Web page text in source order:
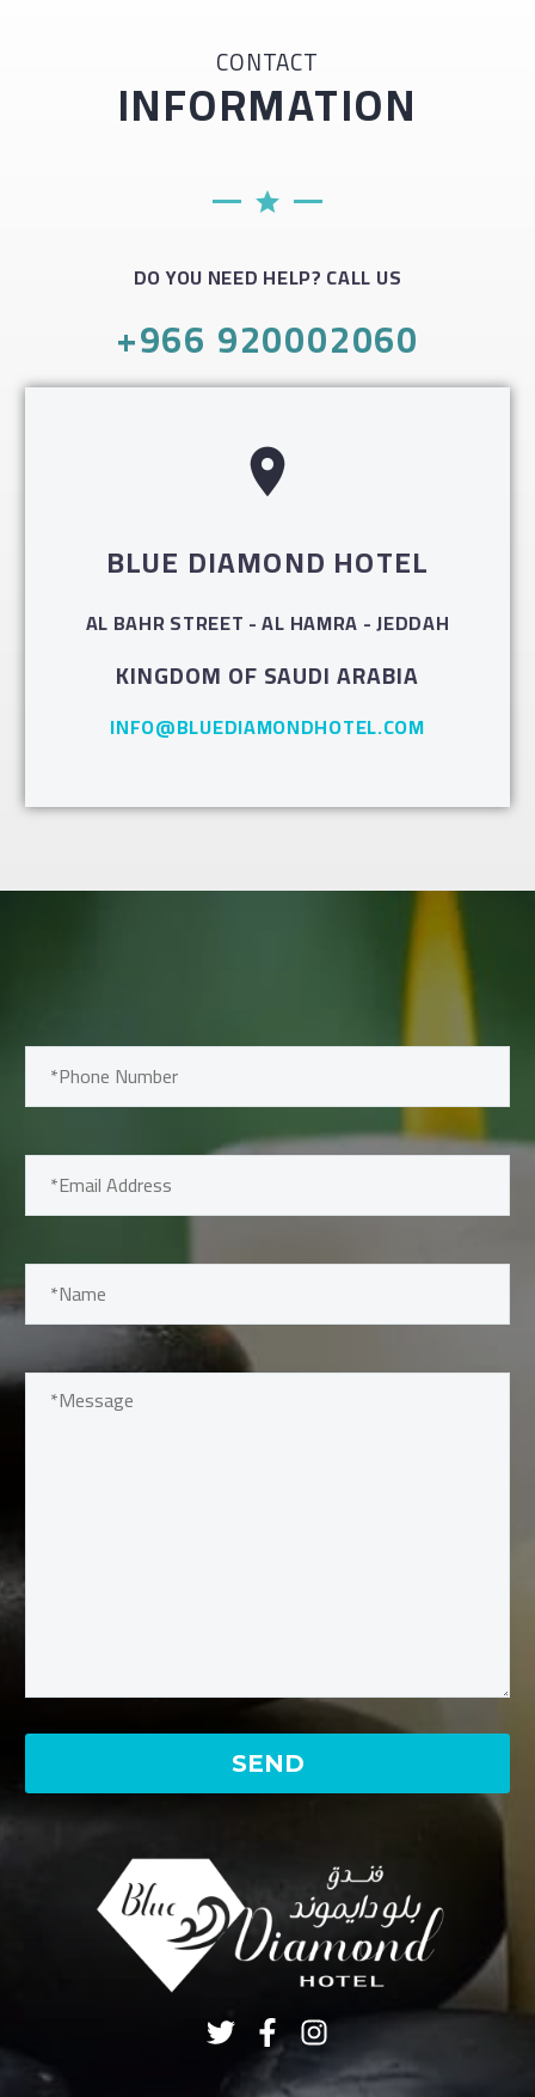
CONTACT
INFORMATION
DO YOU NEED HELP? CALL US
+966 920002060
BLUE DIAMOND HOTEL
AL BAHR STREET - AL HAMRA - JEDDAH
KINGDOM OF SAUDI ARABIA
INFO@BLUEDIAMONDHOTEL.COM